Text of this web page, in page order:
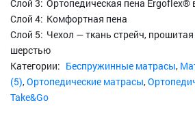
Слой 3: Ортопедическая пена Ergoflex®
Слой 4: Комфортная пена
Слой 5: Чехол — ткань стрейч,
шерстью
Категории: Беспружинные матрасы,
(5),Ортопедические матрасы,
Take&Go